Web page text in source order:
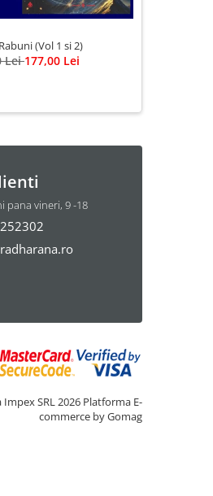
(Vol 1 si 2)
Lei177,00 Lei
pana vineri, 9 -18
SRL 2026 Platforma E-
commerce by Gomag